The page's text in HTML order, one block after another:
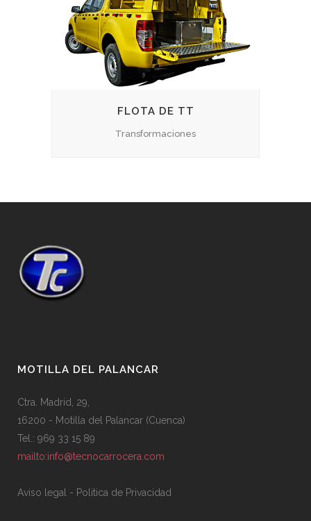
FLOTA DE TT
Transformaciones
MOTILLA DEL PALANCAR
Ctra. Madrid, 29,
16200 - Motilla del Palancar (Cuenca)
Tel.: 969 33 15 89
mailto:info@tecnocarrocera.com
Aviso legal - Politica de Privacidad